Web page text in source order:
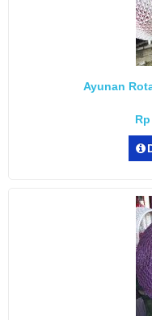
Ayunan